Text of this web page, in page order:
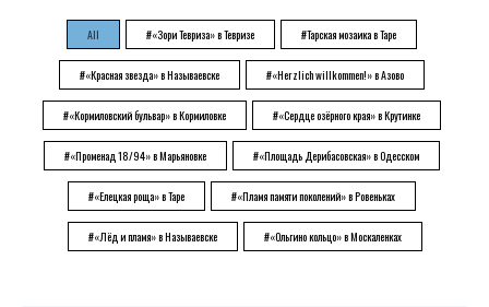
All #«Зори Тевриза» в Тевризе #Тарская мозаика в Таре
#«Красная звезда» в Называевске #«Herzlich willkommen!» в Азово
#«Кормиловский бульвар» в Кормиловке #«Сердце озёрного края» в Крутинке
#«Променад 18/94» в Марьяновке #«Площадь Дерибасовская» в Одесском
#«Елецкая роща» в Таре #«Пламя памяти поколений» в Ровеньках
#«Лёд и пламя» в Называевске #«Ольгино кольцо» в Москаленках